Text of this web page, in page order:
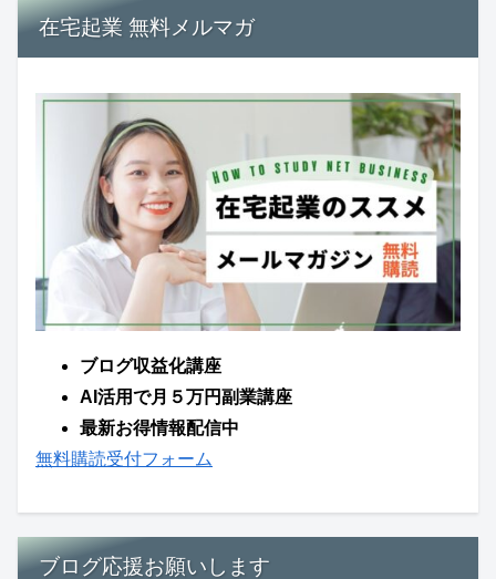
在宅起業 無料メルマガ
ブログ収益化講座
AI活用で月５万円副業講座
最新お得情報配信中
無料購読受付フォーム
ブログ応援お願いします